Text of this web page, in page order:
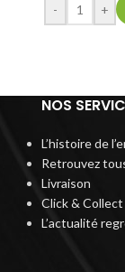
- +
NOS
L’histoire de
Retrouvez
Livraison
Click & Collect
L’actualité